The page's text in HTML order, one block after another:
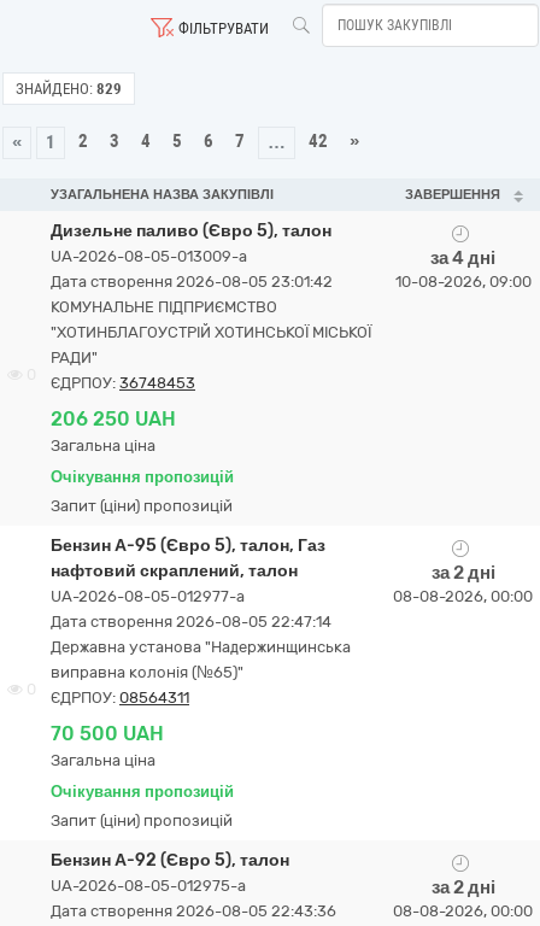
ФІЛЬТРУВАТИ
ЗНАЙДЕНО: 829
« 1 2 3 4 5 6 7 … 42 »
УЗАГАЛЬНЕНА НАЗВА ЗАКУПІВЛІ ЗАВЕРШЕННЯ
Дизельне паливо (Євро 5), талон
UA-2026-08-05-013009-a
Дата створення 2026-08-05 23:01:42
КОМУНАЛЬНЕ ПІДПРИЄМСТВО
"ХОТИНБЛАГОУСТРІЙ ХОТИНСЬКОЇ МІСЬКОЇ
РАДИ"
ЄДРПОУ: 36748453
206 250 UAH
Загальна ціна
Очікування пропозицій
Запит (ціни) пропозицій
за 4 дні
10-08-2026, 09:00
0
Бензин А-95 (Євро 5), талон, Газ
нафтовий скраплений, талон
UA-2026-08-05-012977-a
Дата створення 2026-08-05 22:47:14
Державна установа "Надержинщинська
виправна колонія (№65)"
ЄДРПОУ: 08564311
70 500 UAH
Загальна ціна
Очікування пропозицій
Запит (ціни) пропозицій
за 2 дні
08-08-2026, 00:00
Бензин А-92 (Євро 5), талон
UA-2026-08-05-012975-a
Дата створення 2026-08-05 22:43:36
за 2 дні
08-08-2026, 00:00